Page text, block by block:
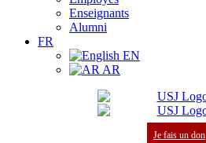
Enseignants
Alumni
FR
EN
AR
Je fais un don